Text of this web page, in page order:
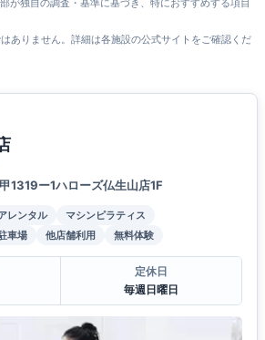
が独自の調査・基準に基づき、特におすすめする項目
ありません。詳細は各施設の公式サイトをご確認くだ
1319ー1ハローズ仏生山店1F
レンタル
マシンピラティス
車場 他店舗利用 無料体験
定休日
毎週日曜日